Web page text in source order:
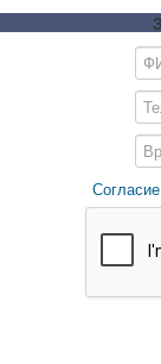
Техника на складе
Прицепы цистерны
Тюнинг для